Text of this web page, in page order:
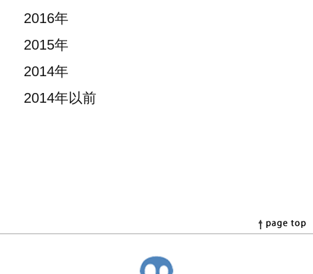
2016年
2015年
2014年
2014年以前